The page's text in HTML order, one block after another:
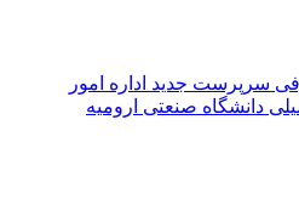
سرپرست جدید اداره امور
دانشگاه صنعتی ارومیه